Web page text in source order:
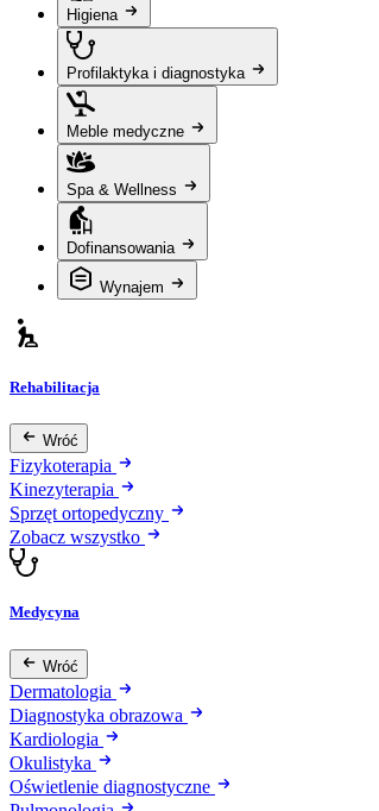
Higiena
Profilaktyka i diagnostyka
Meble medyczne
Spa & Wellness
Dofinansowania
Wynajem
Rehabilitacja
Wróć
Fizykoterapia
Kinezyterapia
Sprzęt ortopedyczny
Zobacz wszystko
Medycyna
Wróć
Dermatologia
Diagnostyka obrazowa
Kardiologia
Okulistyka
Oświetlenie diagnostyczne